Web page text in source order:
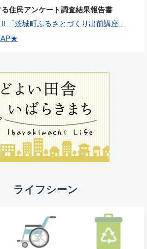
住民アンケート調査結果報告書
「茨城町ふるさとづくり出前講座」
ライフシーン